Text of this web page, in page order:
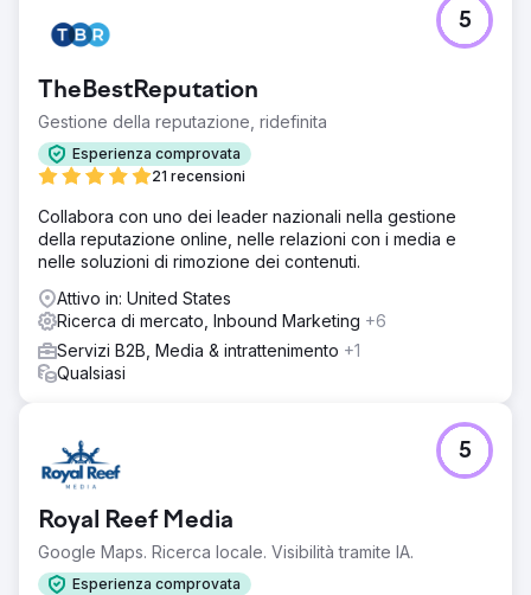
TheBestReputation
Gestione della reputazione, ridefinita
Esperienza comprovata
21 recensioni
5
Collabora con uno dei leader nazionali nella gestione
della reputazione online, nelle relazioni con i media e
nelle soluzioni di rimozione dei contenuti.
Attivo in: United States
Ricerca di mercato, Inbound Marketing +6
Servizi B2B, Media & intrattenimento +1
Qualsiasi
Royal Reef Media
Google Maps. Ricerca locale. Visibilità tramite IA.
Esperienza comprovata
5